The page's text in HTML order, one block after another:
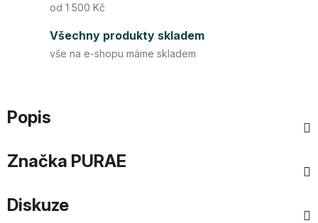
od 1 500 Kč
Všechny produkty skladem
vše na e-shopu máme skladem
Popis
Značka PURAE
Diskuze